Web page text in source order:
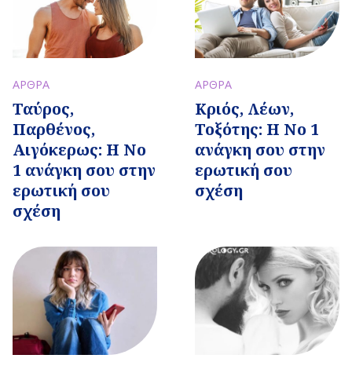
ΑΡΘΡΑ
Ταύρος,
Παρθένος,
Αιγόκερως: Η Νο
1 ανάγκη σου στην
ερωτική σου
σχέση
ΑΡΘΡΑ
Κριός, Λέων,
Τοξότης: Η Νο 1
ανάγκη σου στην
ερωτική σου
σχέση